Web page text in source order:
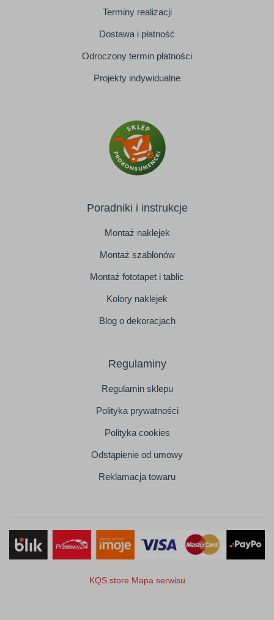
Terminy realizacji
Dostawa i płatność
Odroczony termin płatności
Projekty indywidualne
Poradniki i instrukcje
Montaż naklejek
Montaż szablonów
Montaż fototapet i tablic
Kolory naklejek
Blog o dekoracjach
Regulaminy
Regulamin sklepu
Polityka prywatności
Polityka cookies
Odstąpienie od umowy
Reklamacja towaru
KQS.store Mapa serwisu